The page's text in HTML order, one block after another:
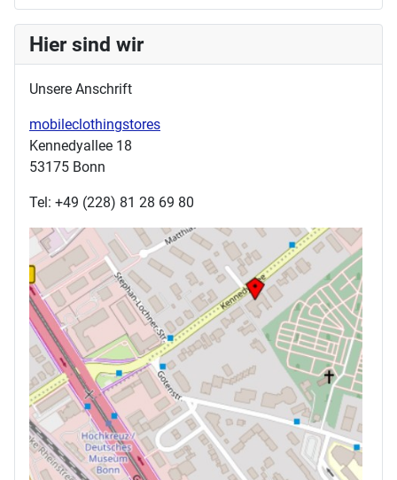
Hier sind wir
Unsere Anschrift
mobileclothingstores
Kennedyallee 18
53175 Bonn
Tel: +49 (228) 81 28 69 80